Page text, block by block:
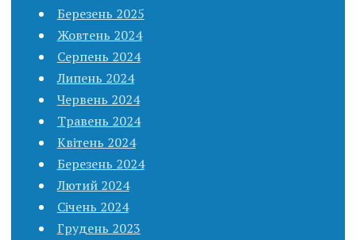
Березень 2025
Жовтень 2024
Серпень 2024
Липень 2024
Червень 2024
Травень 2024
Квітень 2024
Березень 2024
Лютий 2024
Січень 2024
Грудень 2023